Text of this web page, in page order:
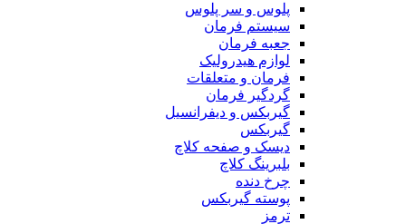
پلوس و سر پلوس
سیستم فرمان
جعبه فرمان
لوازم هیدرولیک
فرمان و متعلقات
گردگیر فرمان
گیربکس و دیفرانسیل
گیربکس
دیسک و صفحه کلاچ
بلبرینگ کلاچ
چرخ دنده
پوسته گیربکس
ترمز